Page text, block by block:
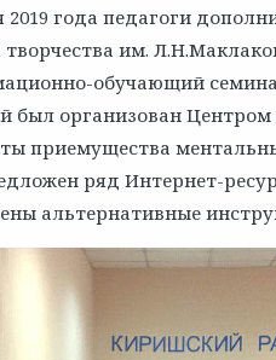
2019 года педагоги
творчества им.
обучающий
был организован
приемущества
ряд Интернет-
альтернативные